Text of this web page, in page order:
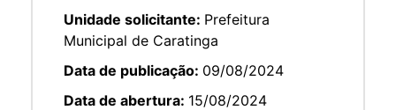
Unidade solicitante: Prefeitura
Municipal de Caratinga
Data de publicação: 09/08/2024
Data de abertura: 15/08/2024